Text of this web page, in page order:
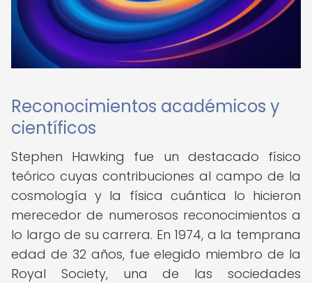
Reconocimientos académicos y
científicos
Stephen Hawking fue un destacado físico
teórico cuyas contribuciones al campo de la
cosmología y la física cuántica lo hicieron
merecedor de numerosos reconocimientos a
lo largo de su carrera. En 1974, a la temprana
edad de 32 años, fue elegido miembro de la
Royal Society, una de las sociedades